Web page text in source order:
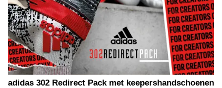
adidas 302 Redirect Pack met keepershandschoenen